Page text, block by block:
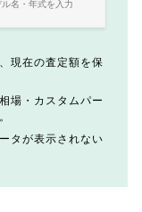
現在の査定額を保
場・カスタムパー
タが表示されない